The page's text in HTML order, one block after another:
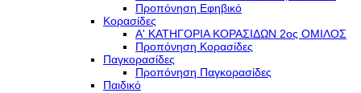
Προπόνηση Εφηβικό
Κορασίδες
Α' ΚΑΤΗΓΟΡΙΑ ΚΟΡΑΣΙΔΩΝ 2ος ΟΜΙΛΟΣ
Προπόνηση Κορασίδες
Παγκορασίδες
Προπόνηση Παγκορασίδες
Παιδικό